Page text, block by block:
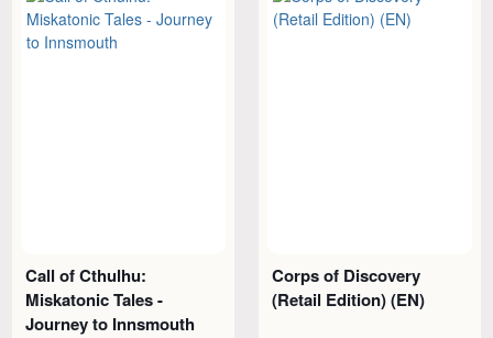
Call of Cthulhu:
Miskatonic Tales -
Journey to Innsmouth
Corps of Discovery
(Retail Edition) (EN)